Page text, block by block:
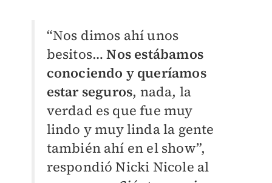
“Nos dimos ahí unos
besitos…Nos estábamos
conociendo y queríamos
estar seguros, nada, la
verdad es que fue muy
lindo y muy linda la gente
también ahí en el show”,
respondió Nicki Nicole al